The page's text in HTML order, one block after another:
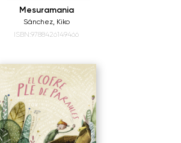
Mesuramania
Sánchez, Kiko
ISBN:9788426149466